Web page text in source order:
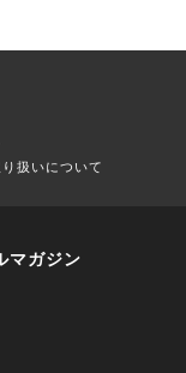
扱いについて
ガジン